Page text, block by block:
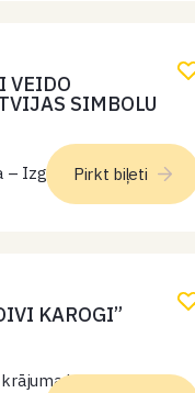
VEIDO
SIMBOLU
– Izglītības centrā. Ieeja
Pirkt biļeti
KAROGI”
karogi ar